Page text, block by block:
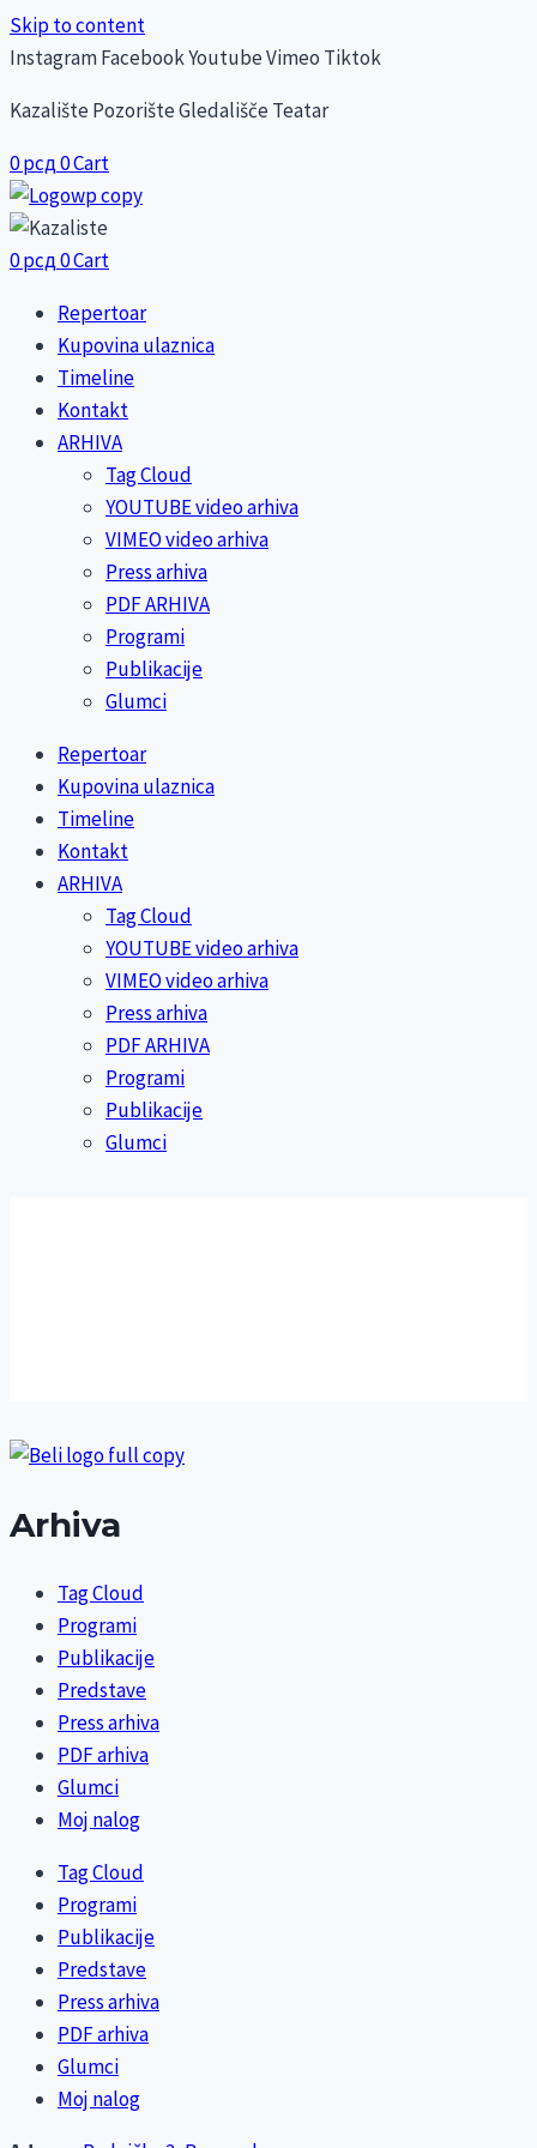
Skip to content
InstagramFacebookYoutubeVimeo Tiktok
Kazalište Pozorište Gledališče Teatar
0рсд0Cart
0рсд0Cart
Repertoar
Kupovina ulaznica
Timeline
Kontakt
ARHIVA
Tag Cloud
YOUTUBE video arhiva
VIMEO video arhiva
Press arhiva
PDF ARHIVA
Programi
Publikacije
Glumci
Repertoar
Kupovina ulaznica
Timeline
Kontakt
ARHIVA
Tag Cloud
YOUTUBE video arhiva
VIMEO video arhiva
Press arhiva
PDF ARHIVA
Programi
Publikacije
Glumci
Arhiva
Tag Cloud
Programi
Publikacije
Predstave
Press arhiva
PDF arhiva
Glumci
Moj nalog
Tag Cloud
Programi
Publikacije
Predstave
Press arhiva
PDF arhiva
Glumci
Moj nalog